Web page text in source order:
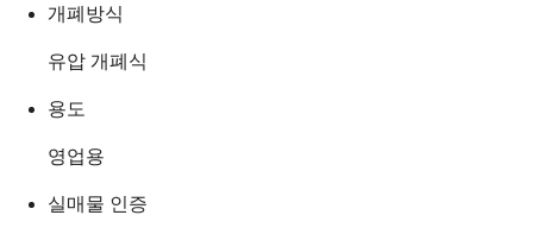
개폐방식
유압 개폐식
용도
영업용
실매물 인증